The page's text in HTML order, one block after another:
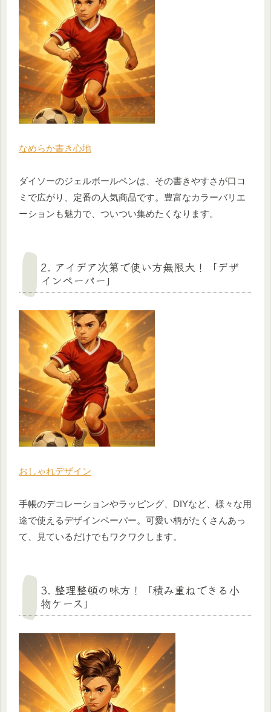
なめらか書き心地
ダイソーのジェルボールペンは、その書きやすさが口コ
ミで広がり、定番の人気商品です。豊富なカラーバリエ
ーションも魅力で、ついつい集めたくなります。
2. アイデア次第で使い方無限大！「デザ
インペーパー」
おしゃれデザイン
手帳のデコレーションやラッピング、DIYなど、様々な用
途で使えるデザインペーパー。可愛い柄がたくさんあっ
て、見ているだけでもワクワクします。
3. 整理整頓の味方！「積み重ねできる小
物ケース」